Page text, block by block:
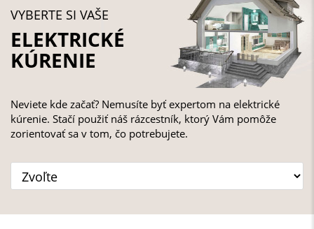
VYBERTE SI VAŠE
ELEKTRICKÉ
KÚRENIE
Neviete kde začať? Nemusíte byť expertom na elektrické
kúrenie. Stačí použiť náš rázcestník, ktorý Vám pomôže
zorientovať sa v tom, čo potrebujete.